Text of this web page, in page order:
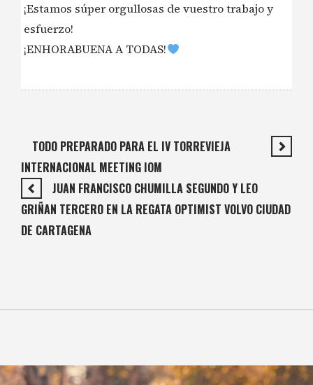
¡Estamos súper orgullosas de vuestro trabajo y
esfuerzo!
¡ENHORABUENA A TODAS!
TODO PREPARADO PARA EL IV TORREVIEJA
INTERNACIONAL MEETING IOM
JUAN FRANCISCO CHUMILLA SEGUNDO Y LEO
GRIÑAN TERCERO EN LA REGATA OPTIMIST VOLVO CIUDAD
DE CARTAGENA